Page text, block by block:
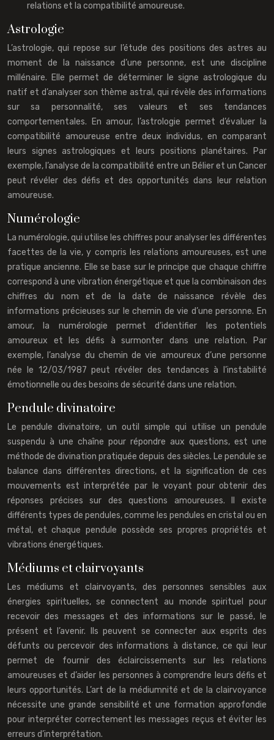
relations et la compatibilité amoureuse.
Astrologie
L’astrologie, qui repose sur l’étude des positions des astres au
moment de la naissance d’une personne, est une discipline
millénaire. Elle permet de déterminer le signe astrologique du
natif et d’analyser son thème astral, qui révèle des informations
sur sa personnalité, ses valeurs et ses tendances
comportementales. En amour, l’astrologie permet d’évaluer la
compatibilité amoureuse entre deux individus, en comparant
leurs signes astrologiques et leurs positions planétaires. Par
exemple, l’analyse de la compatibilité entre un Bélier et un Cancer
peut révéler des défis et des opportunités dans leur relation
amoureuse.
Numérologie
La numérologie, qui utilise les chiffres pour analyser les différentes
facettes de la vie, y compris les relations amoureuses, est une
pratique ancienne. Elle se base sur le principe que chaque chiffre
correspond à une vibration énergétique et que la combinaison des
chiffres du nom et de la date de naissance révèle des
informations précieuses sur le chemin de vie d’une personne. En
amour, la numérologie permet d’identifier les potentiels
amoureux et les défis à surmonter dans une relation. Par
exemple, l’analyse du chemin de vie amoureux d’une personne
née le 12/03/1987 peut révéler des tendances à l’instabilité
émotionnelle ou des besoins de sécurité dans une relation.
Pendule divinatoire
Le pendule divinatoire, un outil simple qui utilise un pendule
suspendu à une chaîne pour répondre aux questions, est une
méthode de divination pratiquée depuis des siècles. Le pendule se
balance dans différentes directions, et la signification de ces
mouvements est interprétée par le voyant pour obtenir des
réponses précises sur des questions amoureuses. Il existe
différents types de pendules, comme les pendules en cristal ou en
métal, et chaque pendule possède ses propres propriétés et
vibrations énergétiques.
Médiums et clairvoyants
Les médiums et clairvoyants, des personnes sensibles aux
énergies spirituelles, se connectent au monde spirituel pour
recevoir des messages et des informations sur le passé, le
présent et l’avenir. Ils peuvent se connecter aux esprits des
défunts ou percevoir des informations à distance, ce qui leur
permet de fournir des éclaircissements sur les relations
amoureuses et d’aider les personnes à comprendre leurs défis et
leurs opportunités. L’art de la médiumnité et de la clairvoyance
nécessite une grande sensibilité et une formation approfondie
pour interpréter correctement les messages reçus et éviter les
erreurs d’interprétation.